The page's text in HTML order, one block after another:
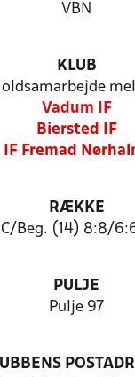
VBN
KLUB
Vadum IF
Biersted IF
IF Fremad
RÆKKE
C/Beg. (14) 8:8/
PULJE
Pulje 97